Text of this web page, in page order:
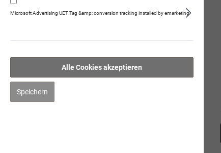
herbs 2 - Aufbau
herbs 3 - Haut + Fell
Microsoft Advertising UET Tag &amp; conversion tracking installed by emarketing
Alle Cookies akzeptieren
Speichern